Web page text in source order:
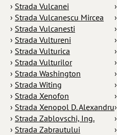
› Strada Vulcanei
› Strada Vulcanescu Mircea
› Strada Vulcanesti
› Strada Vultureni
› Strada Vulturica
› Strada Vulturilor
› Strada Washington
› Strada Witing
› Strada Xenofon
› Strada Xenopol D. Alexandru
› Strada Zablovschi, Ing.
› Strada Zabrautului
›
›
›
›
›
›
›
›
›
›
›
›